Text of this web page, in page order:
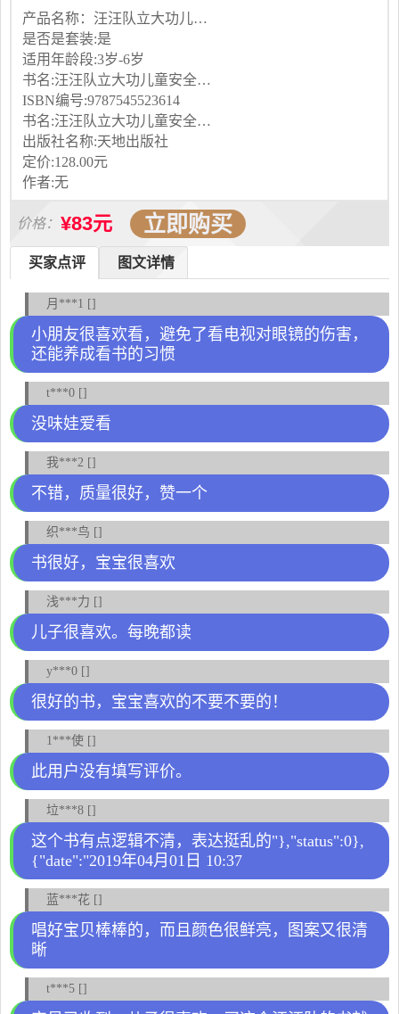
产品名称：汪汪队立大功儿童安全救援...
是否是套装:是
适用年龄段:3岁-6岁
书名:汪汪队立大功儿童安全救援故事书
ISBN编号:9787545523614
书名:汪汪队立大功儿童安全救援故事书
出版社名称:天地出版社
定价:128.00元
作者:无
价格： ¥83元 立即购买
图文详情
买家点评
月***1 []
小朋友很喜欢看，避免了看电视对眼镜的伤害，
还能养成看书的习惯
t***0 []
没味娃爱看
我***2 []
不错，质量很好，赞一个
织***鸟 []
书很好，宝宝很喜欢
浅***力 []
儿子很喜欢。每晚都读
y***0 []
很好的书，宝宝喜欢的不要不要的！
1***使 []
此用户没有填写评价。
垃***8 []
这个书有点逻辑不清，表达挺乱的"},"status":0},
{"date":"2019年04月01日 10:37
蓝***花 []
唱好宝贝棒棒的，而且颜色很鲜亮，图案又很清
晰
t***5 []